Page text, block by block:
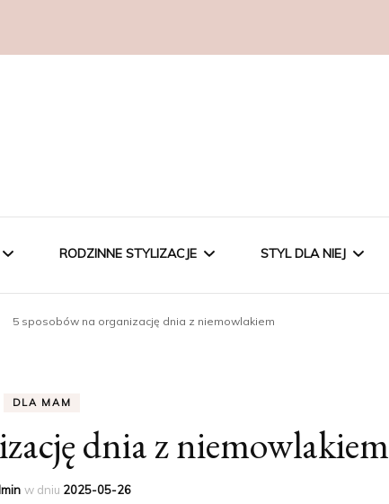
RODZINNE STYLIZACJE
OJCA I SYNA
STYL DLA NIEJ
MĘSKIE
5 sposobów na organizację dnia z niemowlakiem
DLA MAM
dnia z niemowlakiem
w dniu 2025-05-26